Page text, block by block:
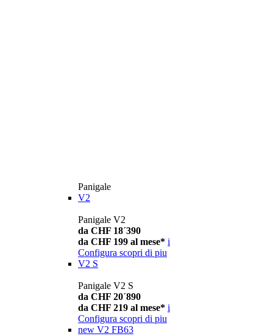
Panigale
V2
Panigale V2
da CHF 18´390
da CHF 199 al mese* i
Configura scopri di piu
V2 S
Panigale V2 S
da CHF 20´890
da CHF 219 al mese* i
Configura scopri di piu
new V2 FB63